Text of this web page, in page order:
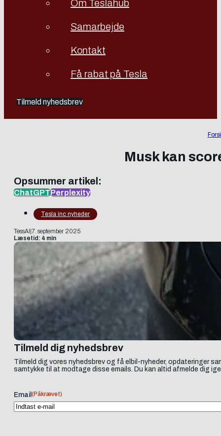
Om Teslahub
Samarbejde
Kontakt
Få rabat på Tesla
Tilmeld nyhedsbrev
Musk kan
Opsummer artikel:
ChatGPTPerplexity
Tesla inc nyheder
TessAI 7. september 2025
Læsetid: 4 min
Tilmeld dig nyhedsbrev
Tilmeld dig vores nyhedsbrev og få elbil-nyheder, opdateringer
samtykke til at modtage disse emails. Du kan altid afmelde dig
Email (Påkrævet)